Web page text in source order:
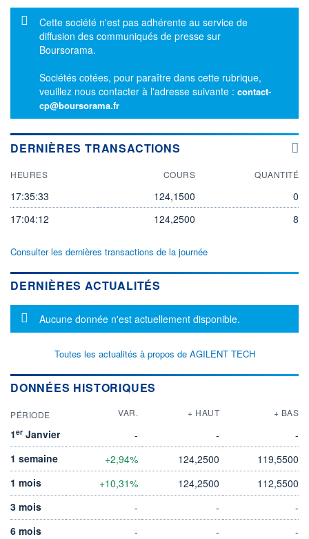
Message d'information
Cette société n'est pas adhérente au service de
diffusion des communiqués de presse sur
Boursorama.
Sociétés cotées, pour paraître dans cette rubrique,
veuillez nous contacter à l'adresse suivante : contact-
cp@boursorama.fr
DERNIÈRES TRANSACTIONS
HEURES COURS QUANTITÉ
17:35:33 124,1500
0
17:04:12
124,2500 8
Consulter les dernières transactions de la journée
DERNIÈRES ACTUALITÉS
Message d'information
Aucune donnée n'est actuellement disponible.
Toutes les actualités à propos de AGILENT TECH
DONNÉES HISTORIQUES
PÉRIODE VAR. + HAUT + BAS
1er Janvier - -
-
1 semaine
+2,94% 124,2500
119,5500
1 mois
+10,31% 124,2500
112,5500
3 mois
- -
-
6 mois
- -
-